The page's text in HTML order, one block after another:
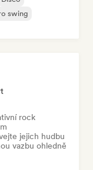
swing
rock
jejich hudbu
vazbu ohledně